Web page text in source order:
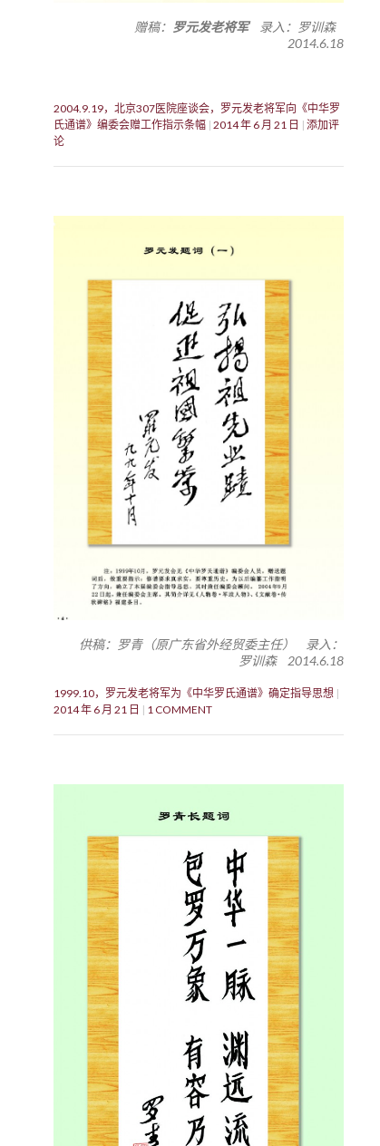
赠稿： 罗元发老将军录入：罗训森
2014.6.18
2004.9.19，北京307医院座谈会，罗元发老将军向《中华罗
氏通谱》编委会赠工作指示条幅 2014 年 6 月 21 日
添加评
论
供稿：罗青（原广东省外经贸委主任） 录入：
罗训森 2014.6.18
1999.10，罗元发老将军为《中华罗氏通谱》确定指导思想
2014 年 6 月 21 日
1 COMMENT